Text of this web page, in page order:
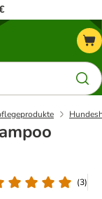
(3)